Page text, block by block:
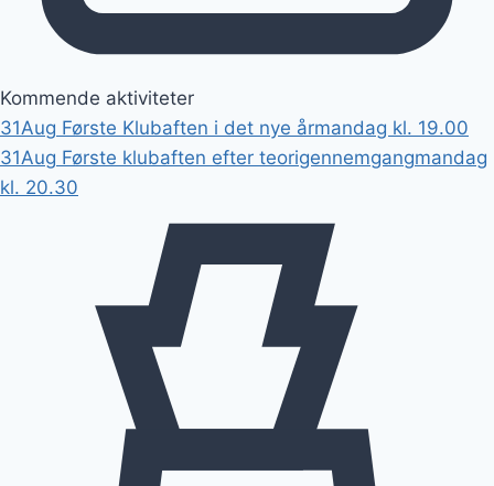
Kommende aktiviteter
31Aug Første Klubaften i det nye årmandag kl. 19.00
31Aug Første klubaften efter teorigennemgangmandag
kl. 20.30